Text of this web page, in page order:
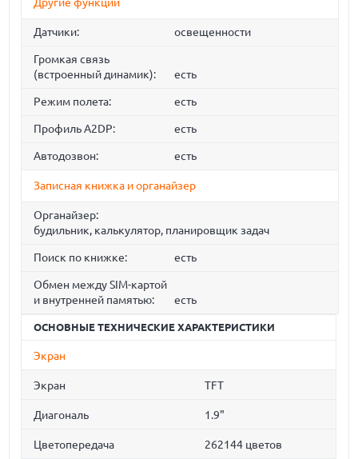
Другие функции
Датчики: освещенности
Громкая связь
(встроенный динамик):
есть
Режим полета: есть
Профиль A2DP: есть
Автодозвон: есть
Записная книжка и органайзер
Органайзер:
будильник, калькулятор, планировщик задач
Поиск по книжке: есть
Обмен между SIM-картой
и внутренней памятью:
есть
ОСНОВНЫЕ ТЕХНИЧЕСКИЕ ХАРАКТЕРИСТИКИ
Экран
Экран TFT
Диагональ 1.9"
Цветопередача 262144 цветов